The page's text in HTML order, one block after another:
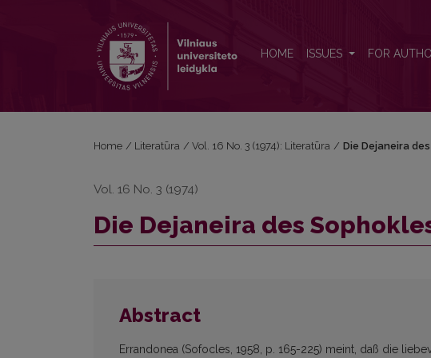
HOME ISSUES FOR
Home / Literatūra / Vol. 16 No. 3 (1974): Literatūra / Die Dejaneira
Vol. 16 No. 3 (1974)
Die Dejaneira des
Abstract
Errandonea (Sofocles, 1958, p. 165-225) meint, daß die